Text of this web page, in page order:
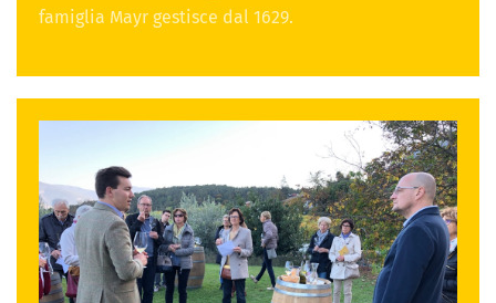
famiglia Mayr gestisce dal 1629.